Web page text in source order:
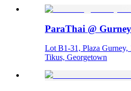
ParaThai @
Lot B1-31, Plaza Gurney,
Tikus, Georgetown